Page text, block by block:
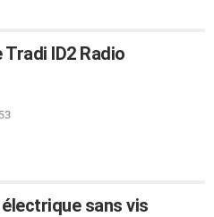
ID2 Radio
sans vis